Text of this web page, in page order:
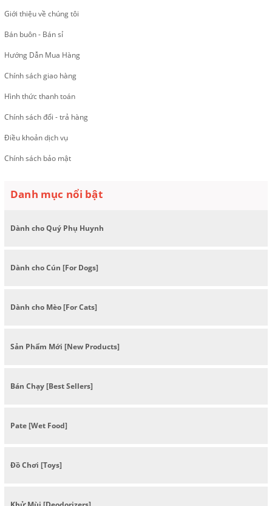
Giới thiệu về chúng tôi
Bán buôn - Bán sỉ
Hướng Dẫn Mua Hàng
Chính sách giao hàng
Hình thức thanh toán
Chính sách đổi - trả hàng
Điều khoản dịch vụ
Chính sách bảo mật
Danh mục nổi bật
Dành cho Quý Phụ Huynh
Dành cho Cún [For Dogs]
Dành cho Mèo [For Cats]
Sản Phẩm Mới [New Products]
Bán Chạy [Best Sellers]
Pate [Wet Food]
Đồ Chơi [Toys]